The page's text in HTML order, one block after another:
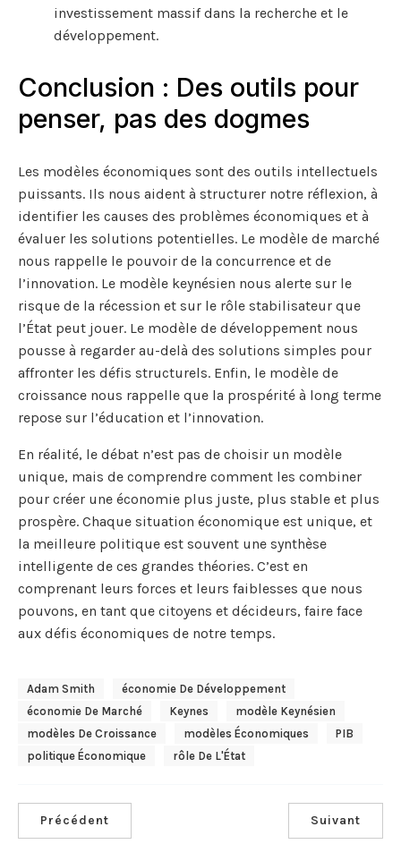
investissement massif dans la recherche et le
développement.
Conclusion : Des outils pour
penser, pas des dogmes
Les modèles économiques sont des outils intellectuels
puissants. Ils nous aident à structurer notre réflexion, à
identifier les causes des problèmes économiques et à
évaluer les solutions potentielles. Le modèle de marché
nous rappelle le pouvoir de la concurrence et de
l’innovation. Le modèle keynésien nous alerte sur le
risque de la récession et sur le rôle stabilisateur que
l’État peut jouer. Le modèle de développement nous
pousse à regarder au-delà des solutions simples pour
affronter les défis structurels. Enfin, le modèle de
croissance nous rappelle que la prospérité à long terme
repose sur l’éducation et l’innovation.
En réalité, le débat n’est pas de choisir un modèle
unique, mais de comprendre comment les combiner
pour créer une économie plus juste, plus stable et plus
prospère. Chaque situation économique est unique, et
la meilleure politique est souvent une synthèse
intelligente de ces grandes théories. C’est en
comprenant leurs forces et leurs faiblesses que nous
pouvons, en tant que citoyens et décideurs, faire face
aux défis économiques de notre temps.
Adam Smith
Économie De Développement
Économie De Marché
Keynes
Modèle Keynésien
Modèles De Croissance
Modèles Économiques
PIB
Politique Économique
Rôle De L'État
Précédent Suivant